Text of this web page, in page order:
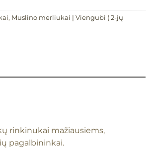
, Muslino merliukai | Viengubi ( 2-jų
rinkinukai mažiausiems,
pagalbininkai.